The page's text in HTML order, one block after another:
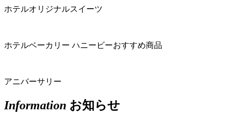
ホテルオリジナルスイーツ
ホテルベーカリー ハニービーおすすめ商品
アニバーサリー
Information お知らせ